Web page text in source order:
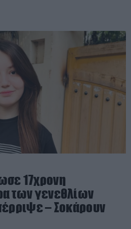
17χρονη
των γενεθλίων
– Σοκάρουν